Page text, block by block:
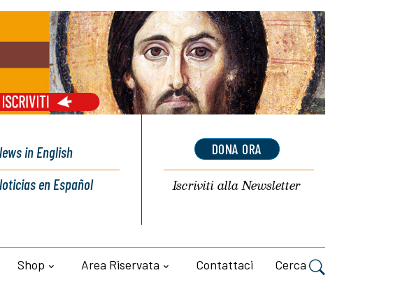
in English
en Español
DONA ORA
Iscriviti allaNewsletter
Shop Area Riservata Contattaci Cerca